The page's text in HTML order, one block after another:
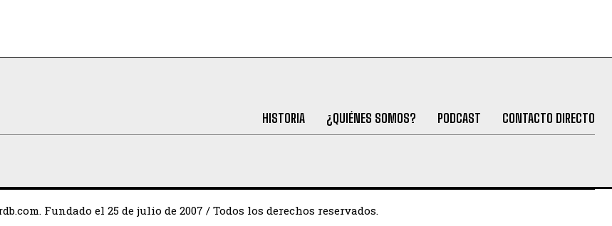
HISTORIA ¿QUIÉNES SOMOS? PODCAST CONTACTO DIRECTO
Fundado el 25 de julio de 2007 / Todos los derechos reservados.